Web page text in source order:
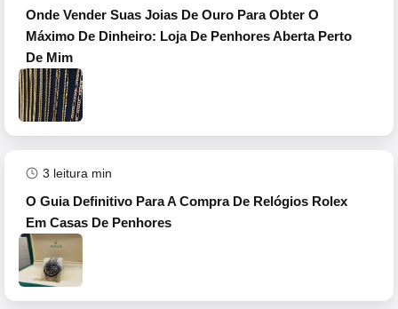
Onde Vender Suas Joias De Ouro Para Obter O
Máximo De Dinheiro: Loja De Penhores Aberta Perto
De Mim
3 leitura min
O Guia Definitivo Para A Compra De Relógios Rolex
Em Casas De Penhores